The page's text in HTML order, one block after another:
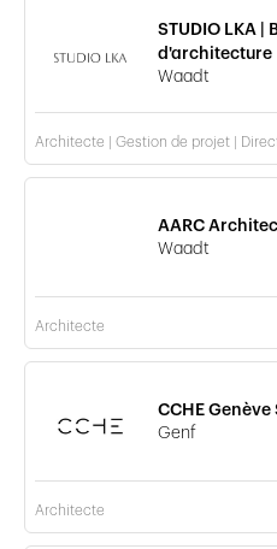
STUDIO LKA |
d'architecture
Waadt
Architecte | Gestion de projet |
AARC
Waadt
Architecte
CCHE Genève
Genf
Architecte